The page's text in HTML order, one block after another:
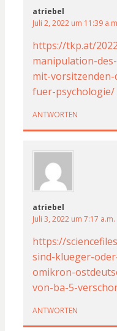
atriebel
Juli 2, 2022 um 11:39
https://tkp.at/
manipulation-
mit-
fuer-psychologie/
ANTWORTEN
atriebel
Juli 3, 2022 um 7:17
https://
sind-klueger-
omikron-
von-ba-5-
ANTWORTEN